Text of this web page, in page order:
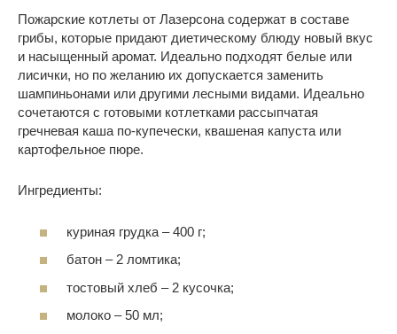
Пожарские котлеты от Лазерсона содержат в составе
грибы, которые придают диетическому блюду новый вкус
и насыщенный аромат. Идеально подходят белые или
лисички, но по желанию их допускается заменить
шампиньонами или другими лесными видами. Идеально
сочетаются с готовыми котлетками рассыпчатая
гречневая каша по-купечески, квашеная капуста или
картофельное пюре.
Ингредиенты:
куриная грудка – 400 г;
батон – 2 ломтика;
тостовый хлеб – 2 кусочка;
молоко – 50 мл;